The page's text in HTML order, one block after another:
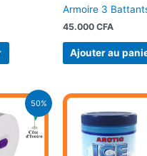
Armoire 3
45.000 CFA
Ajouter au
50%
Le
actuel
7.500 CFA.